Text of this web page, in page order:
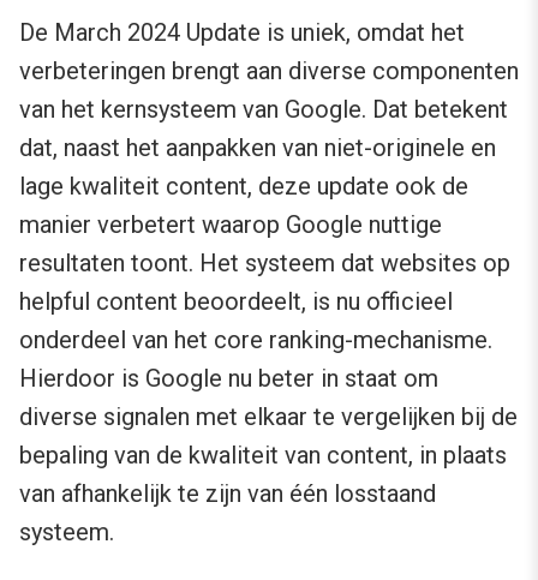
De March 2024 Update is uniek, omdat het
verbeteringen brengt aan diverse componenten
van het kernsysteem van Google. Dat betekent
dat, naast het aanpakken van niet-originele en
lage kwaliteit content, deze update ook de
manier verbetert waarop Google nuttige
resultaten toont. Het systeem dat websites op
helpful content beoordeelt, is nu officieel
onderdeel van het core ranking-mechanisme.
Hierdoor is Google nu beter in staat om
diverse signalen met elkaar te vergelijken bij de
bepaling van de kwaliteit van content, in plaats
van afhankelijk te zijn van één losstaand
systeem.